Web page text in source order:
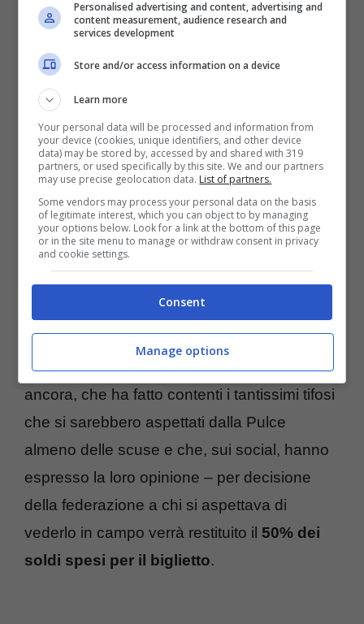
La decisione di rimangiarsi tutto, e quindi
annullare le due partite, è stata presa
direttamente dalla
di fatto l’organo che amministra il calcio in
Cina:“Molti appassionati di calcio ci hanno
recentemente chiesto informazioni sulla
partita di Lionel Messi a Pechino”, hanno
dichiarato in un comunicato stampa.
Dopo la verifica da parte dei nostri servizi,
Pechino non prevede, per il momento, di
organizzare la partita alla quale avrebbe
dovuto partecipare Lionel Messi”. Una scelta,
ancora, che ha fatto contenti i tantissimi tifosi
che si sarebbero aspettati dalla Pulce
almeno delle scuse e che, sui social, hanno
espresso la loro opinione – per decisione
della federazione a chi si aspettava di
vederlo in campo verrà restituito il 50% dei
soldi spesi per il biglietto.
Personalised advertising and content, advertising and
content measurement, audience research and
services development
Store and/or access information on a device
Learn more
Your personal data will be processed and information from
your device (cookies, unique identifiers, and other device
data) may be stored by, accessed by and shared with 319
partners, or used specifically by this site. We and our partners
may use precise geolocation data. List of partners.
Some vendors may process your personal data on the basis
of legitimate interest, which you can object to by managing
your options below. Look for a link at the bottom of this page
or in the site menu to manage or withdraw consent in privacy
and cookie settings.
Consent
Manage options